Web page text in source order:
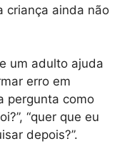
criança ainda não
um adulto ajuda
erro em
pergunta como
“quer que eu
depois?”.